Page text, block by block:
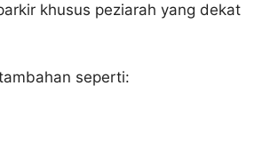
khusus peziarah yang dekat
seperti: